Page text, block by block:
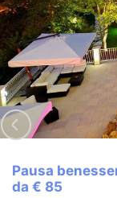
Pausa
da € 85